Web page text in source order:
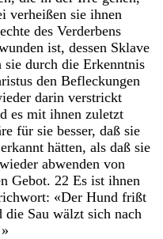
verheißen sie ihnen
des Verderbens
ist, dessen Sklave
sie durch die Erkenntnis
den Befleckungen
darin verstrickt
es mit ihnen zuletzt
für sie besser, daß sie
erkannt hätten, als daß sie
wieder abwenden von
Gebot. 22 Es ist ihnen
: «Der Hund frißt
die Sau wälzt sich nach
»